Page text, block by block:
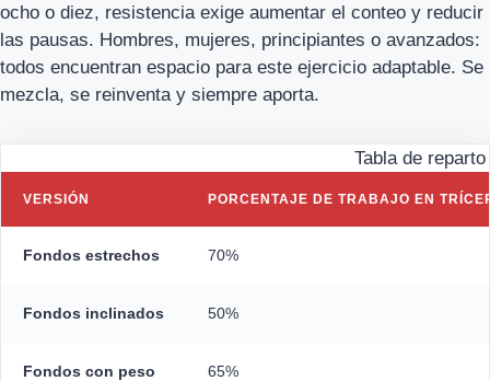
ocho o diez, resistencia exige aumentar el conteo y reducir
las pausas. Hombres, mujeres, principiantes o avanzados:
todos encuentran espacio para este ejercicio adaptable. Se
mezcla, se reinventa y siempre aporta.
Tabla de
VERSIÓN PORCENTAJE DE TRABAJO EN
Fondos estrechos 70%
Fondos inclinados 50%
Fondos con peso 65%